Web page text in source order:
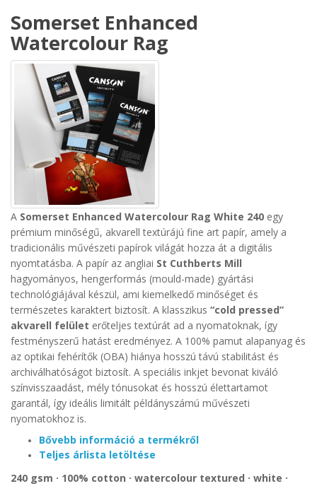
Somerset Enhanced
Watercolour Rag
A Somerset Enhanced Watercolour Rag White 240 egy
prémium minőségű, akvarell textúrájú fine art papír, amely a
tradicionális művészeti papírok világát hozza át a digitális
nyomtatásba. A papír az angliai St Cuthberts Mill
hagyományos, hengerformás (mould-made) gyártási
technológiájával készül, ami kiemelkedő minőséget és
természetes karaktert biztosít. A klasszikus “cold pressed”
akvarell felület erőteljes textúrát ad a nyomatoknak, így
festményszerű hatást eredményez. A 100% pamut alapanyag és
az optikai fehérítők (OBA) hiánya hosszú távú stabilitást és
archiválhatóságot biztosít. A speciális inkjet bevonat kiváló
színvisszaadást, mély tónusokat és hosszú élettartamot
garantál, így ideális limitált példányszámú művészeti
nyomatokhoz is.
Bővebb információ a termékről
Teljes árlista letöltése
240 gsm · 100% cotton · watercolour textured · white ·